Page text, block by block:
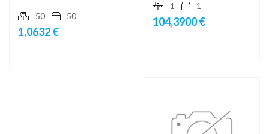
50 50
1,0632 €
1 1
104,3900 €